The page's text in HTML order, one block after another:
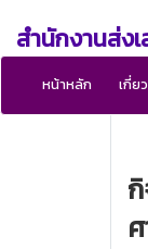
สำนักงานส่ง
หน้าหลัก เกี่ย